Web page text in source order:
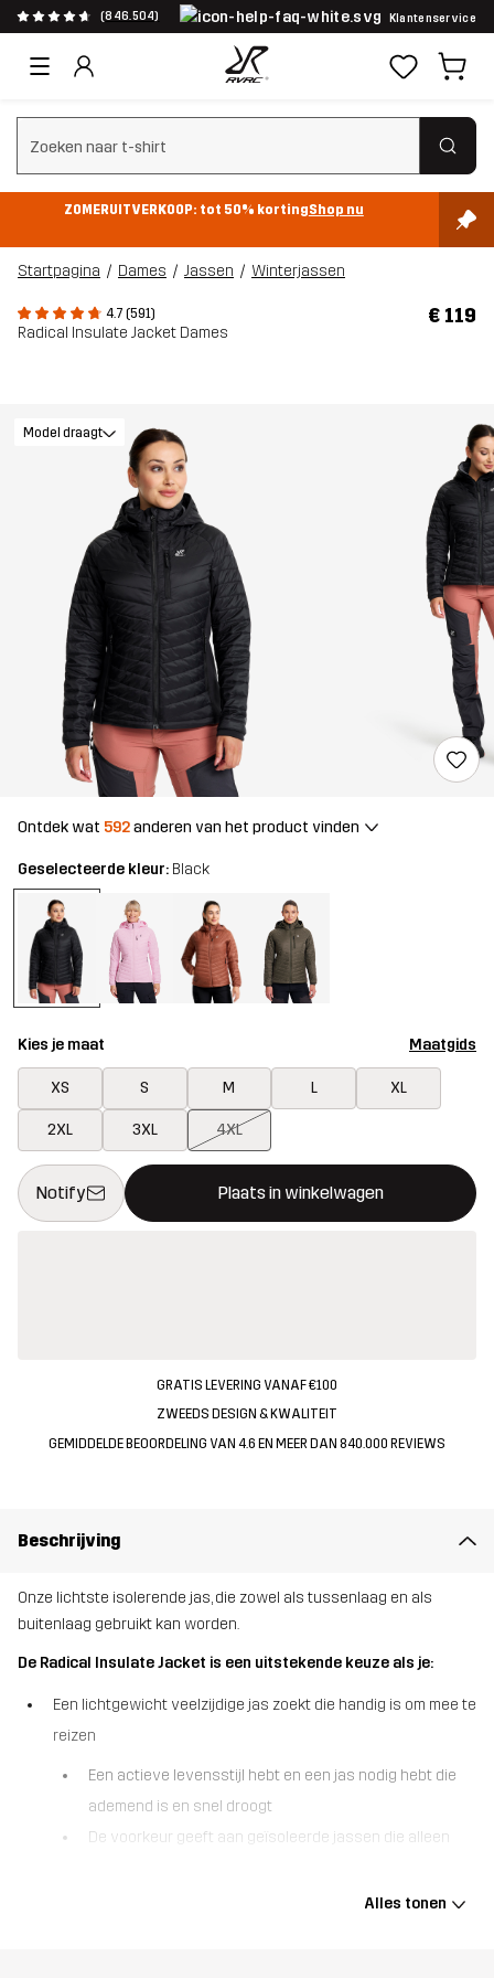
(846.504) Klantenservice
Zoeken wissen
ZOMERUITVERKOOP: tot 50% kortingShop nu
Startpagina Dames Jassen Winterjassen
4.7 (591)
Radical Insulate Jacket Dames
€ 119
Model draagt
Ontdek wat 592anderen van het product vinden
Geselecteerde kleur: Black
Kies je maat Maatgids
XS S M L XL
2XL 3XL 4XL
Notify Plaats in winkelwagen
Deze knop opent een modal met de bevestiging van een
{{size}} niet beschikbaar
GRATIS LEVERING VANAF €100
ZWEEDS DESIGN & KWALITEIT
GEMIDDELDE BEOORDELING VAN 4.6 EN MEER DAN 840.000 REVIEWS
Beschrijving
Onze lichtste isolerende jas, die zowel als tussenlaag en als
buitenlaag gebruikt kan worden.
De Radical Insulate Jacket is een uitstekende keuze als je:
Een lichtgewicht veelzijdige jas zoekt die handig is om mee te
reizen
Een actieve levensstijl hebt en een jas nodig hebt die
ademend is en snel droogt
De voorkeur geeft aan geïsoleerde jassen die alleen
De Radical Insulate Jacket is een ademende, lichtgewicht puffer
Alles tonen